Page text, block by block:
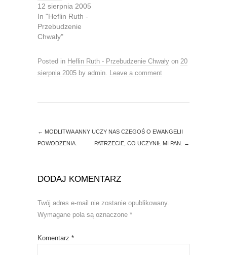
n
s
i
n
n
e
i
n
d
o
e
n
s
i
w
i
n
d
12 sierpnia 2005
In "Heflin Ruth -
Przebudzenie
Chwały"
Posted in Heflin Ruth - Przebudzenie Chwały on 20
sierpnia 2005 by admin. Leave a comment
← MODLITWA ANNY UCZY NAS CZEGOŚ O EWANGELII
POWODZENIA.
PATRZECIE, CO UCZYNIŁ MI PAN. →
DODAJ KOMENTARZ
Twój adres e-mail nie zostanie opublikowany.
Wymagane pola są oznaczone *
Komentarz *